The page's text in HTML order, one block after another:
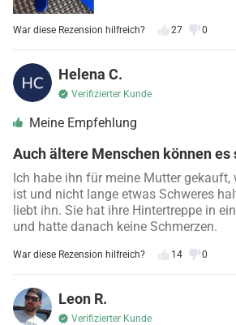
War diese Rezension hilfreich? 27 0
Helena C.
Verifizierter Kunde
Meine Empfehlung
Auch ältere Menschen können es
Ich habe ihn für meine Mutter gekauft,
ist und nicht lange etwas Schweres
liebt ihn. Sie hat ihre Hintertreppe in
und hatte danach keine Schmerzen.
War diese Rezension hilfreich? 14 0
Leon R.
Verifizierter Kunde